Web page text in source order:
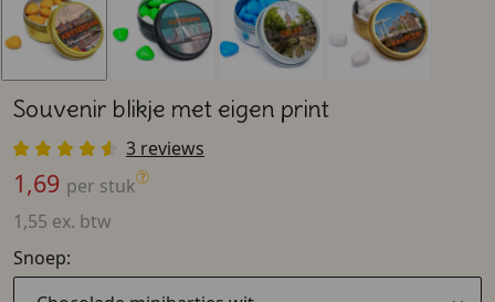
Souvenir blikje met eigen print
3 reviews
1,69 per stuk
1,55 ex. btw
Snoep: